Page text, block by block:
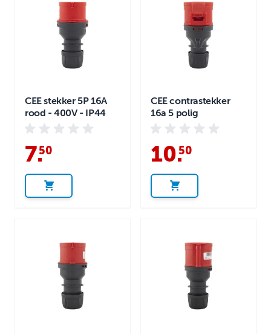
CEE stekker 5P 16A
rood - 400V - IP44
7.
50
CEE contrastekker
16a 5 polig
10.
50